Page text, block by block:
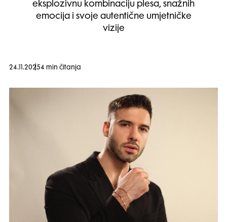
eksplozivnu kombinaciju plesa, snažnih
emocija i svoje autentične umjetničke
vizije
24.11.20254 min čitanja